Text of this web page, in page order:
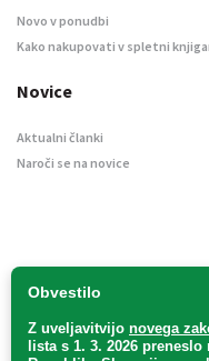
Obvestilo
Z uveljavitvijo novega
lista s 1. 3. 2026 preneslo
Novo v ponudbi
Kako nakupovati v spletni
Novice
Aktualni članki
Naroči se na novice